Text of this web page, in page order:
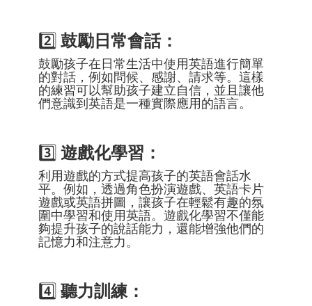
2️⃣ 鼓勵日常會話：
鼓勵孩子在日常生活中使用英語進行簡單
的對話，例如問候、感謝、請求等。這樣
的練習可以幫助孩子建立自信，並且讓他
們意識到英語是一種實際應用的語言。
3️⃣ 遊戲化學習：
利用遊戲的方式提高孩子的英語會話水
平。例如，透過角色扮演遊戲、英語卡片
遊戲或英語拼圖，讓孩子在輕鬆有趣的氛
圍中學習和使用英語。遊戲化學習不僅能
夠提升孩子的說話能力，還能增強他們的
記憶力和注意力。
4️⃣ 聽力訓練：